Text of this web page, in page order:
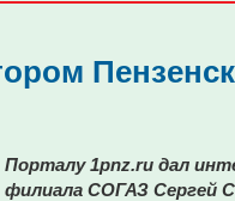
Порталу 1pnz.ru дал
филиала СОГАЗ Сергей